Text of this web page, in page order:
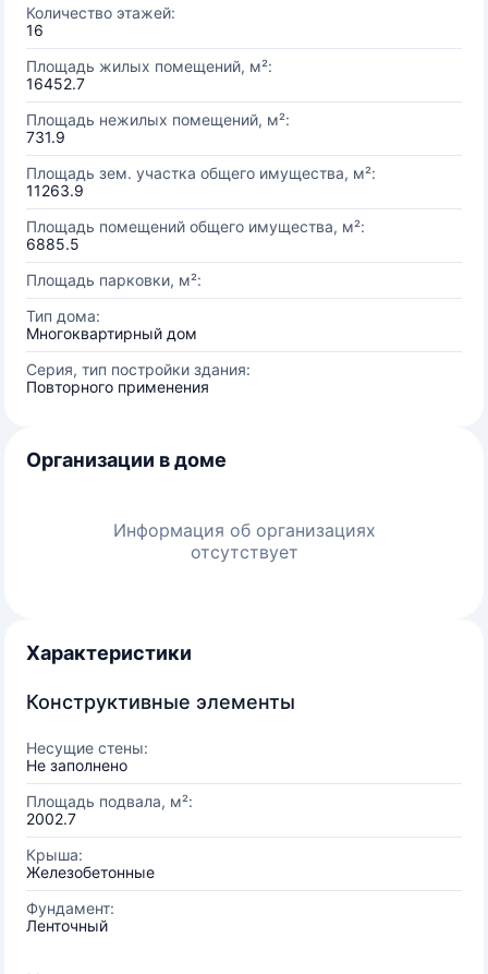
Количество этажей:
16
Площадь жилых помещений, м²:
16452.7
Площадь нежилых помещений, м²:
731.9
Площадь зем. участка общего имущества, м²:
11263.9
Площадь помещений общего имущества, м²:
6885.5
Площадь парковки, м²:
Тип дома:
Многоквартирный дом
Серия, тип постройки здания:
Повторного применения
Организации в доме
Информация об организациях
отсутствует
Характеристики
Конструктивные элементы
Несущие стены:
Не заполнено
Площадь подвала, м²:
2002.7
Крыша:
Железобетонные
Фундамент:
Ленточный